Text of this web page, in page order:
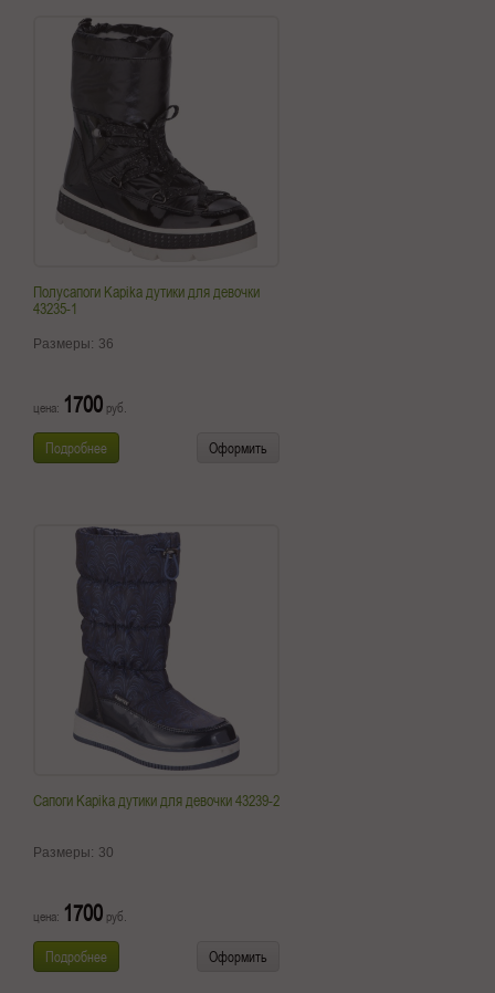
Полусапоги Kapika дутики для девочки
43235-1
Размеры: 36
цена: 1700 руб.
Подробнее Оформить
Сапоги Kapika дутики для девочки 43239-2
Размеры: 30
цена: 1700 руб.
Подробнее Оформить